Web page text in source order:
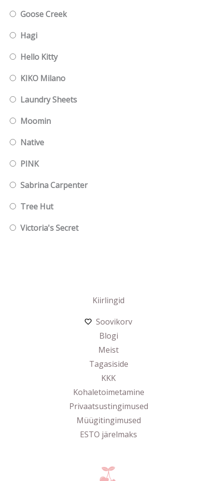
Goose Creek
Hagi
Hello Kitty
KIKO Milano
Laundry Sheets
Moomin
Native
PINK
Sabrina Carpenter
Tree Hut
Victoria's Secret
Kiirlingid
Soovikorv
Blogi
Meist
Tagasiside
KKK
Kohaletoimetamine
Privaatsustingimused
Müügitingimused
ESTO järelmaks